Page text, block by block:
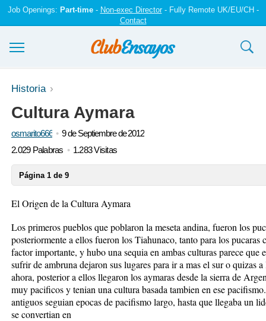
Job Openings: Part-time- Non-exec Director- Fully Remote UK/EU/CH -
Contact
Ensayos y trabajos
Registrarse
Iniciar sesión
Historia
Cultura Aymara
osmarito666
9 de Septiembre de 2012
2.029 Palabras
1.283 Visitas
Página 1 de 9
El Origen de la Cultura Aymara
Los primeros pueblos que poblaron la meseta andina, fueron los
posteriormente a ellos fueron los Tiahunaco, tanto para los
factor importante, y hubo una sequia en ambas culturas parece que
sufrir de ambruna dejaron sus lugares para ir a mas el sur o quizas
ahora, posterior a ellos llegaron los aymaras desde la sierra de
muy pacificos y tenian una cultura basada tambien en ese
antiguos seguian epocas de pacifismo largo, hasta que llegaba un
se convertian en